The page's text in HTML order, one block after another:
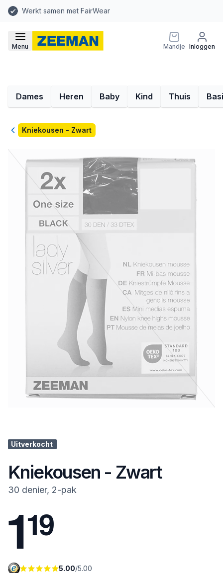
Werkt samen met FairWear
Menu Mandje Inloggen
Dames Heren Baby Kind Thuis
TerugKniekousen - Zwart
Uitverkocht
Kniekousen - Zwart
30 denier, 2-pak
119
5.00/5.00